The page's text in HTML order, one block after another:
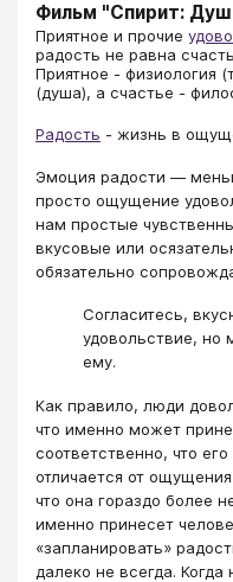
Фильм "Спирит:
​​​​​​​​​​​​​​​Приятное и прочие
радость не равна
Приятное - физиология
(душа), а счастье -
Радость - жизнь в
Эмоция радости —
просто ощущение
нам простые
вкусовые или
обязательно
Согласитесь,
удовольствие, но
ему.
Как правило, люди
что именно может
соответственно, что
отличается от
что она гораздо более
именно принесет
«запланировать»
далеко не всегда. Когда